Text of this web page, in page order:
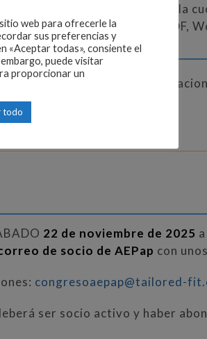
que lo son para poder aplicar la
Formatos admitidos: PDF,
No se admitirán
22 de noviembre de 2025
de socio de AEPap con
congresoaepap@tailored-
ser socio activo y haber
web para ofrecerle la
sus preferencias y
«Aceptar todas», consiente el
puede visitar
proporcionar un
todo